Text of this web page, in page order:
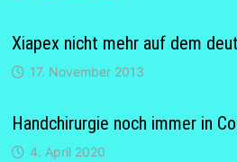
Xiapex nicht mehr auf dem
17. November 2013
Handchirurgie noch immer in
4. April 2020